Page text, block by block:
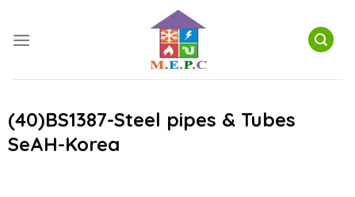
content
(40)BS1387-Steel pipes & Tubes
SeAH-Korea